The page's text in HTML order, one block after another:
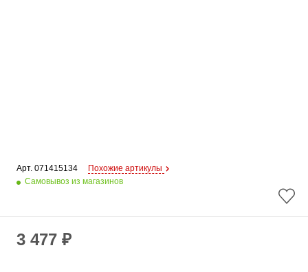
Арт. 071415134
Похожие артикулы
Самовывоз из магазинов
3 477 ₽